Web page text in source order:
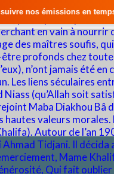
en temps réel • 🇸🇳